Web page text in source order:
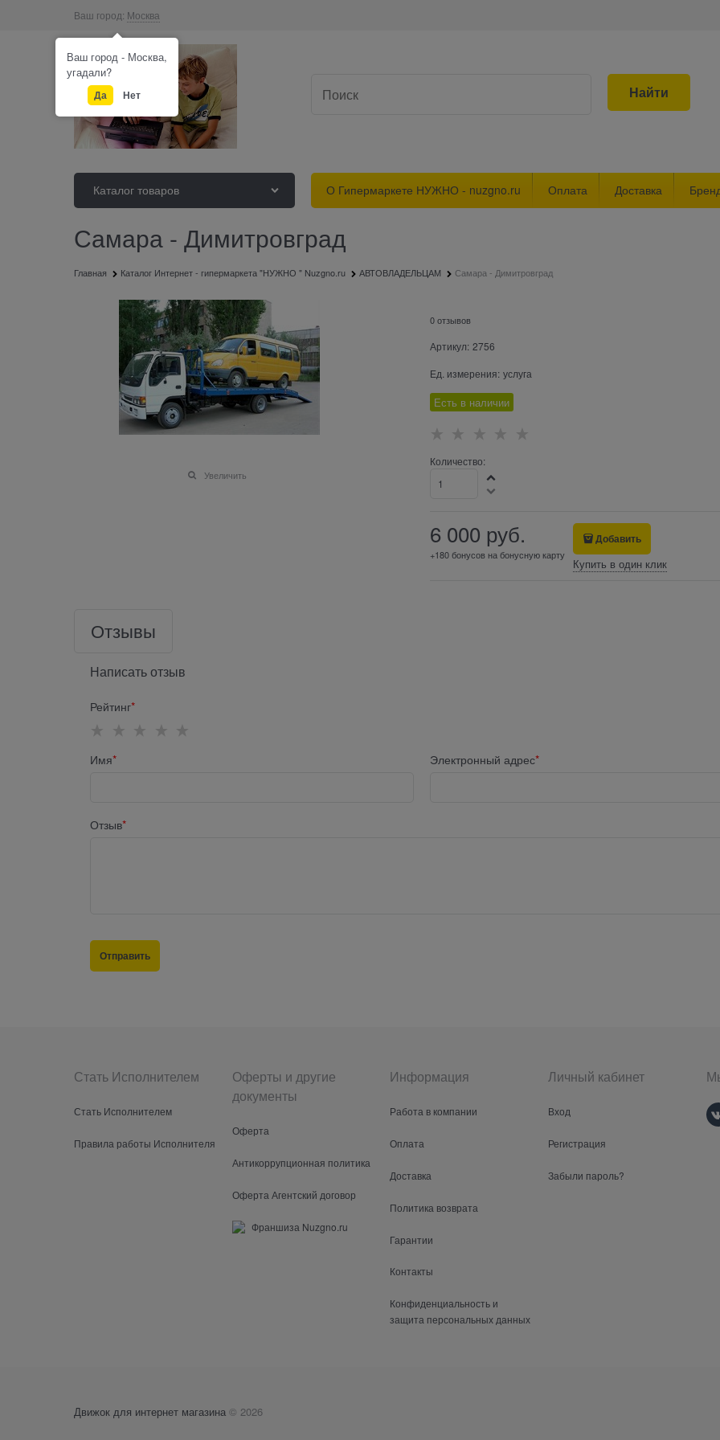
Ваш город: Москва
Найти
Каталог товаров О Гипермаркете НУЖНО - nuzgno.ru Оплата Доставка
Самара - Димитровград
Главная Каталог Интернет - гипермаркета "НУЖНО " Nuzgno.ru АВТОВЛАДЕЛЬЦАМ Самара - Димитровград
Увеличить
0 отзывов
Артикул: 2756
Ед. измерения: услуга
Есть в наличии
Количество:
6 000 руб.
+180 бонусов на бонусную карту
Добавить
Купить в один клик
Отзывы
Написать отзыв
Рейтинг
Имя Электронный адрес
Отзыв
Стать Исполнителем
Стать Исполнителем
Правила работы Исполнителя
Оферты и другие
документы
Оферта
Антикоррупционная политика
Оферта Агентский договор
Франшиза Nuzgno.ru
Информация
Работа в компании
Оплата
Доставка
Политика возврата
Гарантии
Контакты
Конфиденциальность и
защита персональных данных
Личный кабинет
Вход
Регистрация
Забыли пароль?
Движок для интернет магазина © 2026
Ваш город - Москва,
угадали?
Да Нет